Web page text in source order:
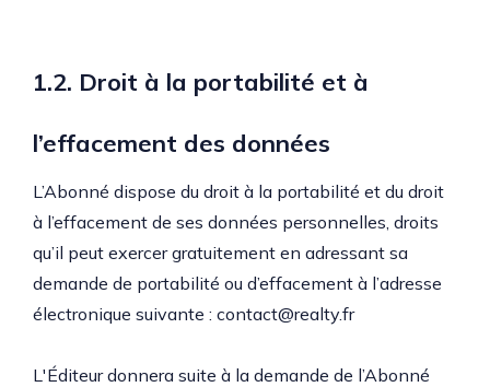
1.2. Droit à la portabilité et à
l’effacement des données
L’Abonné dispose du droit à la portabilité et du droit
à l’effacement de ses données personnelles, droits
qu’il peut exercer gratuitement en adressant sa
demande de portabilité ou d’effacement à l’adresse
électronique suivante : contact@realty.fr
L'Éditeur donnera suite à la demande de l’Abonné